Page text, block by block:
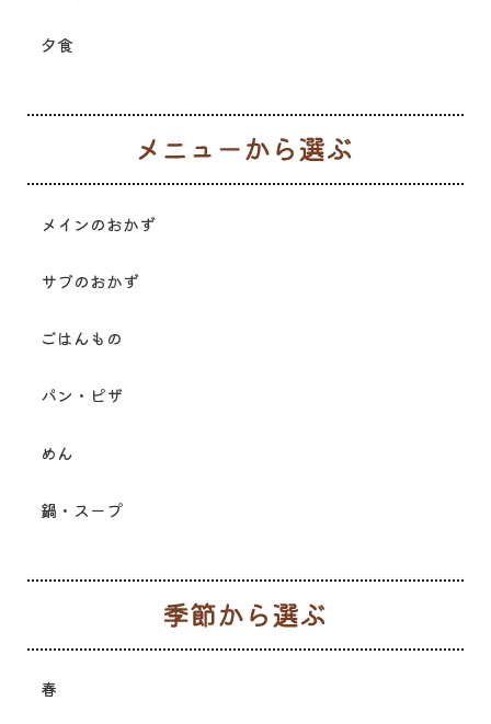
夕食
メインのおかず
サブのおかず
ごはんもの
パン・ピザ
めん
鍋・スープ
春